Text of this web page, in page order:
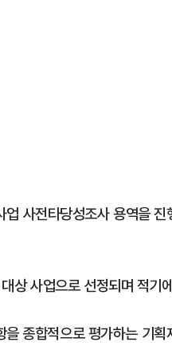
사전타당성조사 용역을
상 사업으로 선정되며 적기
종합적으로 평가하는 기